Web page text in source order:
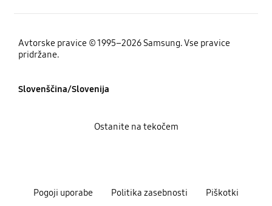
Avtorske pravice © 1995–2026 Samsung. Vse pravice
pridržane.
Slovenščina/Slovenija
Pogoji uporabe Politika zasebnosti Piškotki
Ostanite na tekočem